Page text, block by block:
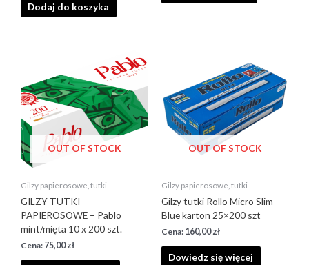
Dodaj do koszyka
OUT OF STOCK
Gilzy papierosowe, tutki
GILZY TUTKI
PAPIEROSOWE – Pablo
mint/mięta 10 x 200 szt.
75,00zł
OUT OF STOCK
Gilzy papierosowe, tutki
Gilzy tutki Rollo Micro Slim
Blue karton 25×200 szt
160,00zł
Dowiedz się więcej